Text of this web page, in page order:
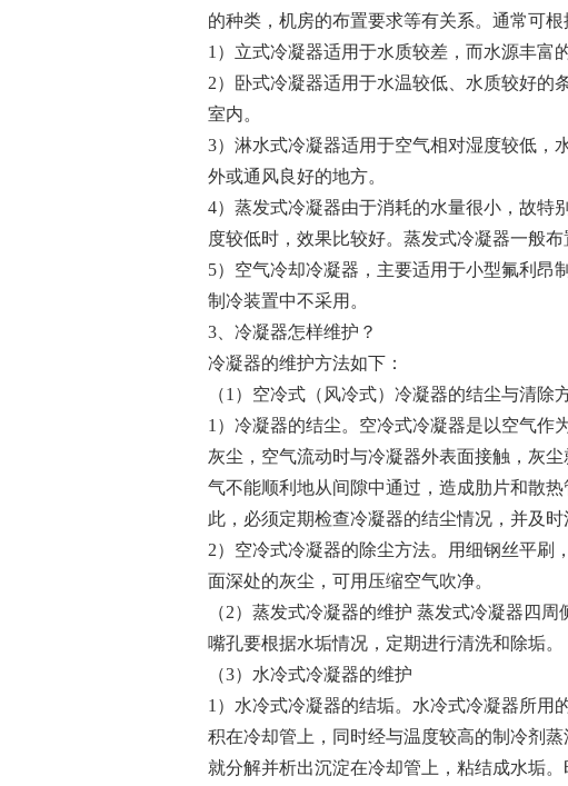
的种类，机房的布置要求等有关系。通常可根
1）立式冷凝器适用于水质较差，而水源丰富
2）卧式冷凝器适用于水温较低、水质较好的
室内。
3）淋水式冷凝器适用于空气相对湿度较低，
外或通风良好的地方。
4）蒸发式冷凝器由于消耗的水量很小，故特
度较低时，效果比较好。蒸发式冷凝器一般布
5）空气冷却冷凝器，主要适用于小型氟利昂
制冷装置中不采用。
3、冷凝器怎样维护？
冷凝器的维护方法如下：
（1）空冷式（风冷式）冷凝器的结尘与清除
1）冷凝器的结尘。空冷式冷凝器是以空气作
灰尘，空气流动时与冷凝器外表面接触，灰
气不能顺利地从间隙中通过，造成肋片和散
此，必须定期检查冷凝器的结尘情况，并及时
2）空冷式冷凝器的除尘方法。用细钢丝平刷
面深处的灰尘，可用压缩空气吹净。
（2）蒸发式冷凝器的维护 蒸发式冷凝器四
嘴孔要根据水垢情况，定期进行清洗和除垢。
（3）水冷式冷凝器的维护
1）水冷式冷凝器的结垢。水冷式冷凝器所用
积在冷却管上，同时经与温度较高的制冷剂
就分解并析出沉淀在冷却管上，粘结成水垢